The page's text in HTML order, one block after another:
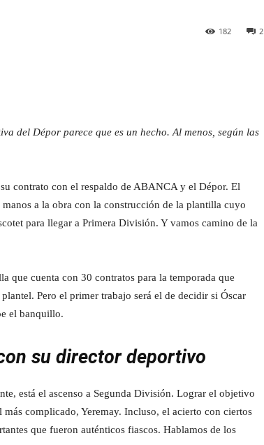
2
182
del Dépor parece que es un hecho. Al menos, según las
contrato con el respaldo de ABANCA y el Dépor. El
a la obra con la construcción de la plantilla cuyo
para llegar a Primera División. Y vamos camino de la
que cuenta con 30 contratos para la temporada que
Pero el primer trabajo será el de decidir si Óscar
el banquillo.
su director deportivo
está el ascenso a Segunda División. Lograr el objetivo
complicado, Yeremay. Incluso, el acierto con ciertos
que fueron auténticos fiascos. Hablamos de los